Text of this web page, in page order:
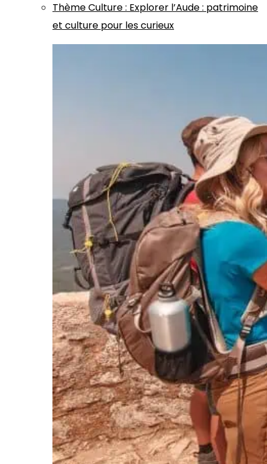
ThèmeCulture: Explorer l’Aude : patrimoine
et culture pour les curieux